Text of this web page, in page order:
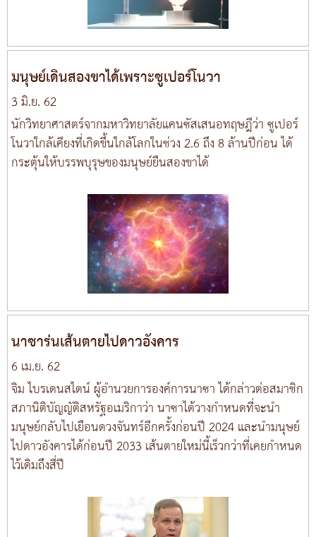
มนุษย์เดินสองขาได้เพราะซูเปอร์โนวา
3 มิ.ย. 62
นักวิทยาศาสตร์จากมหาวิทยาลัยแคนซัสเสนอทฤษฎีว่า ซูเปอร์
โนวาใกล้เคียงที่เกิดขึ้นใกล้โลกในช่วง 2.6 ถึง 8 ล้านปีก่อน ได้
กระตุ้นให้บรรพบุรุษของมนุษย์ยืนสองขาได้
นาซาร่นเส้นตายไปดาวอังคาร
6 เม.ย. 62
จิม ไบรเดนสไตน์ ผู้อำนวยการองค์การนาซา ได้กล่าวต่อสมาชิก
สภานิติบัญญัติสหรัฐอเมริกาว่า นาซาได้วางกำหนดที่จะนำ
มนุษย์กลับไปเยือนดวงจันทร์อีกครั้งก่อนปี 2024 และนำมนุษย์
ไปดาวอังคารได้ก่อนปี 2033 เส้นตายใหม่นี้เร็วกว่าที่เคยกำหนด
ไว้เดิมถึงสี่ปี